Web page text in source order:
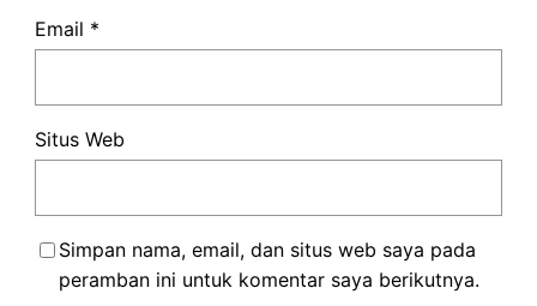
Email *
Situs Web
Simpan nama, email, dan situs web saya pada
peramban ini untuk komentar saya berikutnya.